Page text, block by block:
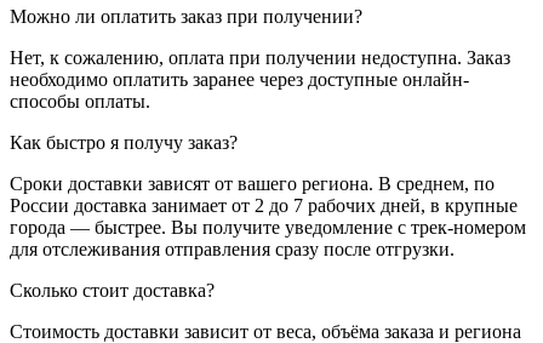
Можно ли оплатить заказ при получении?
Нет, к сожалению, оплата при получении недоступна. Заказ
необходимо оплатить заранее через доступные онлайн-
способы оплаты.
Как быстро я получу заказ?
Сроки доставки зависят от вашего региона. В среднем, по
России доставка занимает от 2 до 7 рабочих дней, в крупные
города — быстрее. Вы получите уведомление с трек-номером
для отслеживания отправления сразу после отгрузки.
Сколько стоит доставка?
Стоимость доставки зависит от веса, объёма заказа и региона